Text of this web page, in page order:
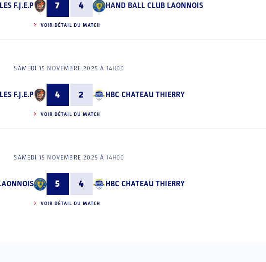
F.J.E.P 7 4 HAND BALL CLUB LAONNOIS
VOIR DÉTAIL DU MATCH
SAMEDI 15 NOVEMBRE 2025 À 14H00
F.J.E.P 4 2 HBC CHATEAU THIERRY
VOIR DÉTAIL DU MATCH
SAMEDI 15 NOVEMBRE 2025 À 14H00
5 4 HBC CHATEAU THIERRY
VOIR DÉTAIL DU MATCH